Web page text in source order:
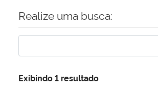
Ministério da Economia
Ministério da Infraestrutura
Início do conteúdo
Realize uma busca:
Exibindo 1 resultado